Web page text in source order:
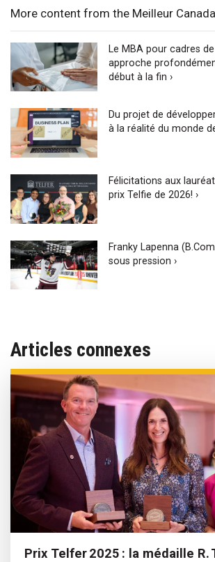
More content from the Meilleur
Le MBA pour cadres
approche
début à la fin ›
Du projet de
à la réalité du monde
Félicitations aux
prix Telfie de 2026! ›
Franky Lapenna
sous pression ›
Articles connexes
Prix Telfer 2025 : la médaille R.